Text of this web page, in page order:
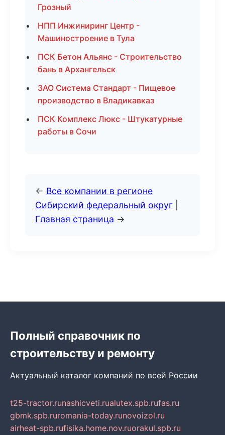
Грозный
НПП Инжиниринг Центр -
Машиностроение в Тула
ПСК Бетон Альянс - Строительство
бань в Архангельск
ЗАО Система Стандарт - Пищевое
производство в Владикавказ
ПСК Комплекс Люкс - Штукатурные
работы в Сочи
← Все компании в регионе
Сибирский федеральный округ
Главная страница →
Полный справочник по
строительству и ремонту
Актуальный каталог компаний по всей России
t25-tractor.runashicveti.rualutex.spb.rufas.ru
gbmk.spb.ruromania-today.runovoizol.ru
airheat-spb.rufisika.home.nov.ruorakul.spb.ru